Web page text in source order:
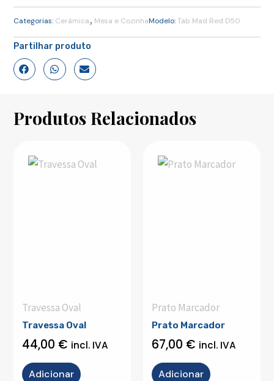
Categorias: Cerâmica, Mesa e CozinhaModelo:Tab Mad Red D50
Partilhar produto
Produtos Relacionados
Travessa Oval
Travessa Oval
44,00 € incl. IVA
Adicionar
Prato Marcador
Prato Marcador
67,00 € incl. IVA
Adicionar